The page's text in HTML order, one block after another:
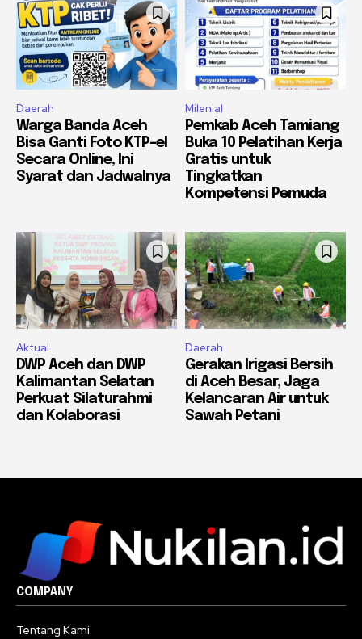
Daerah
Warga Banda Aceh
Bisa Ganti Foto KTP-el
Secara Online, Ini
Syarat dan Jadwalnya
Milenial
Pemkab Aceh Tamiang
Buka 10 Pelatihan Kerja
Gratis untuk
Tingkatkan
Kompetensi Pemuda
Aktual
DWP Aceh dan DWP
Kalimantan Selatan
Perkuat Silaturahmi
dan Kolaborasi
Daerah
Gerakan Irigasi Bersih
di Aceh Besar, Jaga
Kelancaran Air untuk
Sawah Petani
COMPANY
Tentang Kami